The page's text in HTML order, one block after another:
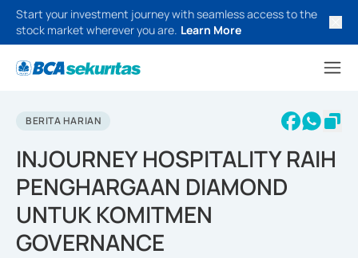
Start your investment journey with seamless access to the
stock market wherever you are. Learn More
BERITA HARIAN
INJOURNEY HOSPITALITY RAIH
PENGHARGAAN DIAMOND
UNTUK KOMITMEN
GOVERNANCE